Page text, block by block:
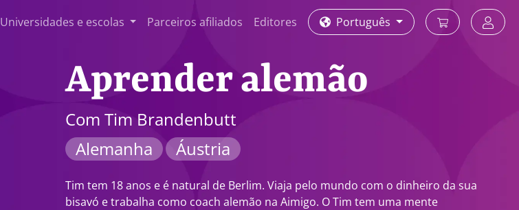
Universidades e escolas Parceiros afiliados Editores Português
Aprender alemão
Com Tim Brandenbutt
Alemanha
Áustria
Tim tem 18 anos e é natural de Berlim. Viaja pelo mundo com o dinheiro da sua
bisavó e trabalha como coach alemão na Aimigo. O Tim tem uma mente